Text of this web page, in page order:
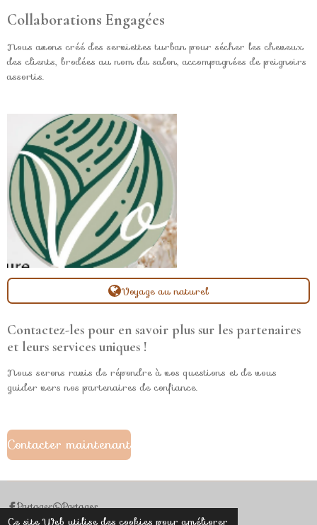
Ce site Web utilise des cookies pour améliorer
Collaborations Engagées
Nous avons créé des serviettes turban pour sécher les cheveux
des clients, brodées au nom du salon, accompagnées de peignoirs
assortis.
Voyage au naturel
Contactez-les pour en savoir plus sur les partenaires
et leurs services uniques !
Nous serons ravis de répondre à vos questions et de vous
guider vers nos partenaires de confiance.
Contacter maintenant
Partager Partager